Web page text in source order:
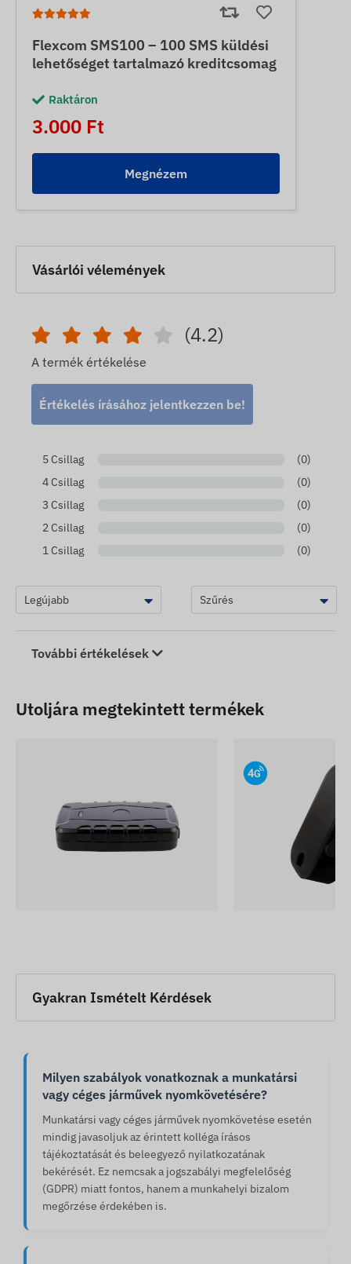
Flexcom SMS100 – 100 SMS küldési
lehetőséget tartalmazó kreditcsomag
Raktáron
3.000 Ft
Megnézem
Vásárlói vélemények
(4.2)
A termék értékelése
Értékelés írásához jelentkezzen be!
5 Csillag
(0)
4 Csillag
(0)
3 Csillag
(0)
2 Csillag
(0)
1 Csillag
(0)
További értékelések
Utoljára megtekintett termékek
Gyakran Ismételt Kérdések
Milyen szabályok vonatkoznak a munkatársi
vagy céges járművek nyomkövetésére?
Munkatársi vagy céges járművek nyomkövetése esetén
mindig javasoljuk az érintett kolléga írásos
tájékoztatását és beleegyező nyilatkozatának
bekérését. Ez nemcsak a jogszabályi megfelelőség
(GDPR) miatt fontos, hanem a munkahelyi bizalom
megőrzése érdekében is.